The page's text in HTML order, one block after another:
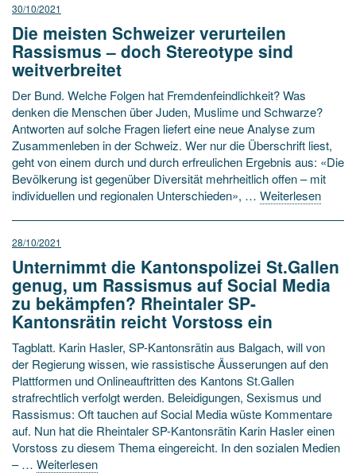
30/10/2021
Die meisten Schweizer verurteilen
Rassismus – doch Stereotype sind
weitverbreitet
Der Bund. Welche Folgen hat Fremdenfeindlichkeit? Was
denken die Menschen über Juden, Muslime und Schwarze?
Antworten auf solche Fragen liefert eine neue Analyse zum
Zusammenleben in der Schweiz. Wer nur die Überschrift liest,
geht von einem durch und durch erfreulichen Ergebnis aus: «Die
Bevölkerung ist gegenüber Diversität mehrheitlich offen – mit
individuellen und regionalen Unterschieden», … Weiterlesen
28/10/2021
Unternimmt die Kantonspolizei St.Gallen
genug, um Rassismus auf Social Media
zu bekämpfen? Rheintaler SP-
Kantonsrätin reicht Vorstoss ein
Tagblatt. Karin Hasler, SP-Kantonsrätin aus Balgach, will von
der Regierung wissen, wie rassistische Äusserungen auf den
Plattformen und Onlineauftritten des Kantons St.Gallen
strafrechtlich verfolgt werden. Beleidigungen, Sexismus und
Rassismus: Oft tauchen auf Social Media wüste Kommentare
auf. Nun hat die Rheintaler SP-Kantonsrätin Karin Hasler einen
Vorstoss zu diesem Thema eingereicht. In den sozialen Medien
– … Weiterlesen